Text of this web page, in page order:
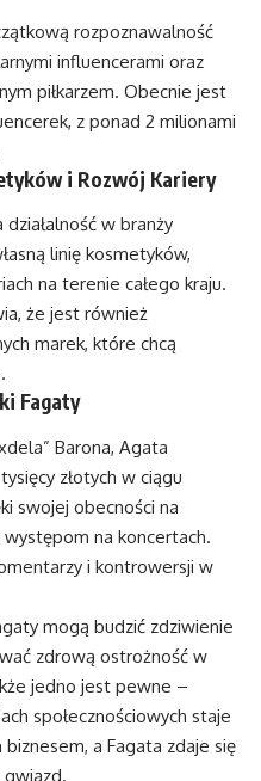
rozpoznawalność
influencerami oraz
piłkarzem. Obecnie jest
z ponad 2 milionami
i Rozwój Kariery
w branży
linię kosmetyków,
na terenie całego kraju.
że jest również
marek, które chcą
Fagaty
Barona, Agata
złotych w ciągu
swojej obecności na
na koncertach.
i kontrowersji w
mogą budzić zdziwienie
zdrową ostrożność w
jedno jest pewne –
społecznościowych staje
a Fagata zdaje się
gwiazd.